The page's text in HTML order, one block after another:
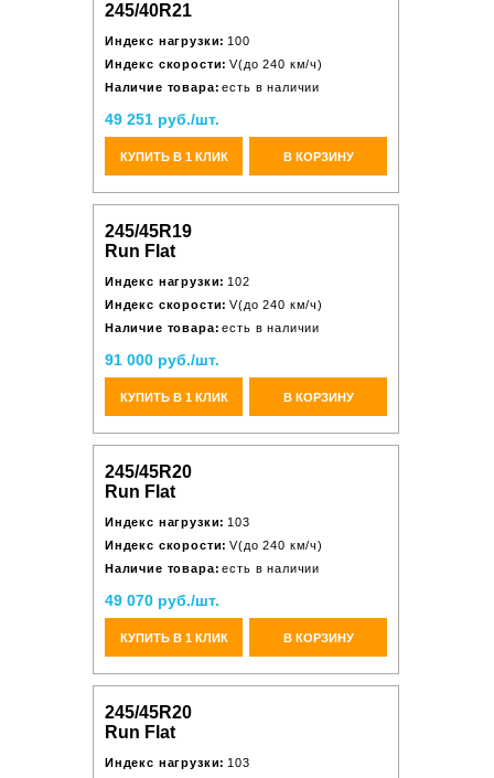
245/40R21
Индекс нагрузки: 100
Индекс скорости: V(до 240 км/ч)
Наличие товара: есть в наличии
49 251 руб./шт.
КУПИТЬ В 1 КЛИК В КОРЗИНУ
245/45R19
Run Flat
Индекс нагрузки: 102
Индекс скорости: V(до 240 км/ч)
Наличие товара: есть в наличии
91 000 руб./шт.
КУПИТЬ В 1 КЛИК В КОРЗИНУ
245/45R20
Run Flat
Индекс нагрузки: 103
Индекс скорости: V(до 240 км/ч)
Наличие товара: есть в наличии
49 070 руб./шт.
КУПИТЬ В 1 КЛИК В КОРЗИНУ
245/45R20
Run Flat
Индекс нагрузки: 103